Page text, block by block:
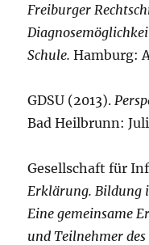
Freiburger
Schule. Hamburg:
GDSU (2013).
Bad Heilbrunn:
Gesellschaft für
Erklärung. Bildung
Eine gemeinsame
und Teilnehmer